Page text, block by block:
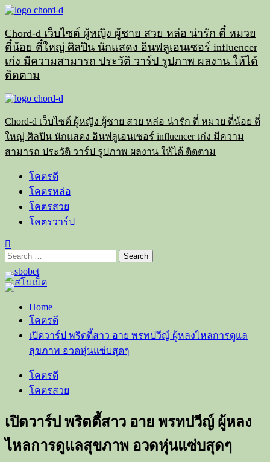
Skip
content
Chord-d เว็บไซต์ ผู้หญิง ผู้ชาย สวย หล่อ น่ารัก ตี๋ หมวย
ตี๋น้อย ตี๋ใหญ่ ศิลปิน นักแสดง อินฟลูเอนเซอร์ influencer
เก่ง มีความสามารถ ประวัติ วาร์ป รูปภาพ ผลงาน ให้ได้
ติดตาม
Primary
Chord-d เว็บไซต์ ผู้หญิง ผู้ชาย สวย หล่อ น่ารัก ตี๋ หมวย ตี๋น้อย ตี๋
ใหญ่ ศิลปิน นักแสดง อินฟลูเอนเซอร์ influencer เก่ง มีความ
สามารถ ประวัติ วาร์ป รูปภาพ ผลงาน ให้ได้ ติดตาม
โคตรดี
โคตรหล่อ
โคตรสวย
โคตรวาร์ป
Search
for:
Home
โคตรดี
เปิดวาร์ป พริตตี้สาว อาย พรทปวีญ์ ผู้หลงไหลการดูแล
สุขภาพ อวดหุ่นแซ่บสุดๆ
โคตรดี
โคตรสวย
เปิดวาร์ป พริตตี้สาว อาย พรทปวีญ์ ผู้หลง
ไหลการดูแลสุขภาพ อวดหุ่นแซ่บสุดๆ